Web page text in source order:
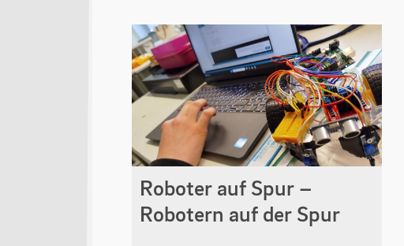
Roboter auf Spur –
Robotern auf der Spur